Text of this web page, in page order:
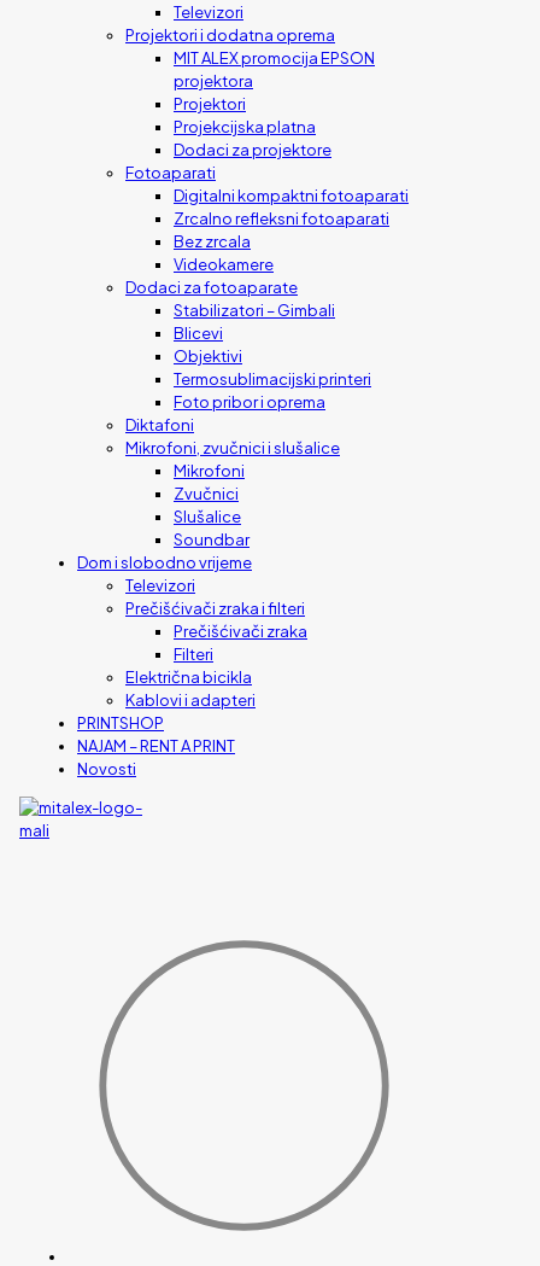
Televizori
Projektori i dodatna oprema
MIT ALEX promocija EPSON
projektora
Projektori
Projekcijska platna
Dodaci za projektore
Fotoaparati
Digitalni kompaktni fotoaparati
Zrcalno refleksni fotoaparati
Bez zrcala
Videokamere
Dodaci za fotoaparate
Stabilizatori – Gimbali
Blicevi
Objektivi
Termosublimacijski printeri
Foto pribor i oprema
Diktafoni
Mikrofoni, zvučnici i slušalice
Mikrofoni
Zvučnici
Slušalice
Soundbar
Dom i slobodno vrijeme
Televizori
Prečišćivači zraka i filteri
Prečišćivači zraka
Filteri
Električna bicikla
Kablovi i adapteri
PRINTSHOP
NAJAM – RENT A PRINT
Novosti